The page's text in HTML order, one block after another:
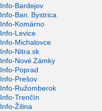
Info-Bardejov
Info-Ban. Bystrica
Info-Komárno
Info-Levice
Info-Michalovce
Info-Nitra.sk
Info-Nové Zámky
Info-Poprad
Info-Prešov
Info-Ružomberok
Info-Trenčín
Info-Žilina